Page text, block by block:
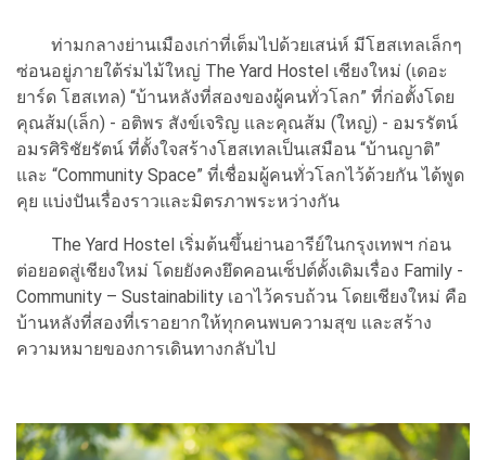
ท่ามกลางย่านเมืองเก่าที่เต็มไปด้วยเสน่ห์ มีโฮสเทลเล็กๆ
ซ่อนอยู่ภายใต้ร่มไม้ใหญ่ The Yard Hostel เชียงใหม่ (เดอะ
ยาร์ด โฮสเทล) “บ้านหลังที่สองของผู้คนทั่วโลก” ที่ก่อตั้งโดย
คุณส้ม(เล็ก) - อติพร สังข์เจริญ และคุณส้ม (ใหญ่) - อมรรัตน์
อมรศิริชัยรัตน์ ที่ตั้งใจสร้างโฮสเทลเป็นเสมือน “บ้านญาติ”
และ “Community Space” ที่เชื่อมผู้คนทั่วโลกไว้ด้วยกัน ได้พูด
คุย แบ่งปันเรื่องราวและมิตรภาพระหว่างกัน
The Yard Hostel เริ่มต้นขึ้นย่านอารีย์ในกรุงเทพฯ ก่อน
ต่อยอดสู่เชียงใหม่ โดยยังคงยึดคอนเซ็ปต์ดั้งเดิมเรื่อง Family -
Community – Sustainability เอาไว้ครบถ้วน โดยเชียงใหม่ คือ
บ้านหลังที่สองที่เราอยากให้ทุกคนพบความสุข และสร้าง
ความหมายของการเดินทางกลับไป